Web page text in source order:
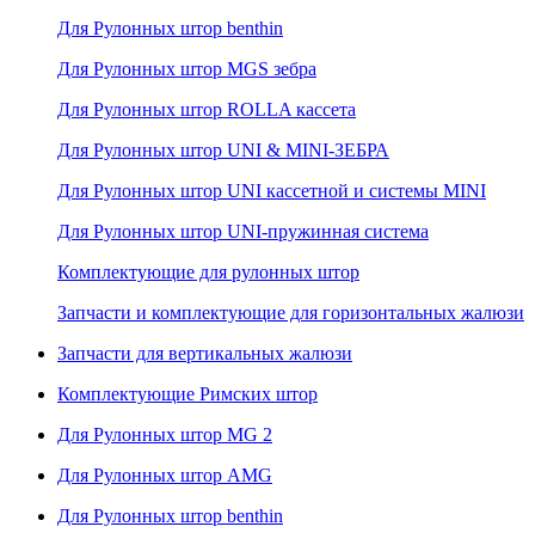
Для Рулонных штор benthin
Для Рулонных штор MGS зебра
Для Рулонных штор ROLLA кассета
Для Рулонных штор UNI & MINI-ЗЕБРА
Для Рулонных штор UNI кассетной и системы MINI
Для Рулонных штор UNI-пружинная система
Комплектующие для рулонных штор
Запчасти и комплектующие для горизонтальных жалюзи
Запчасти для вертикальных жалюзи
Комплектующие Римских штор
Для Рулонных штор MG 2
Для Рулонных штор AMG
Для Рулонных штор benthin